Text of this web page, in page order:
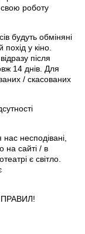
свою роботу
будуть обміняні
похід у кіно.
після
14 днів. Для
/ скасованих
несподівані,
на сайті / в
є світло.